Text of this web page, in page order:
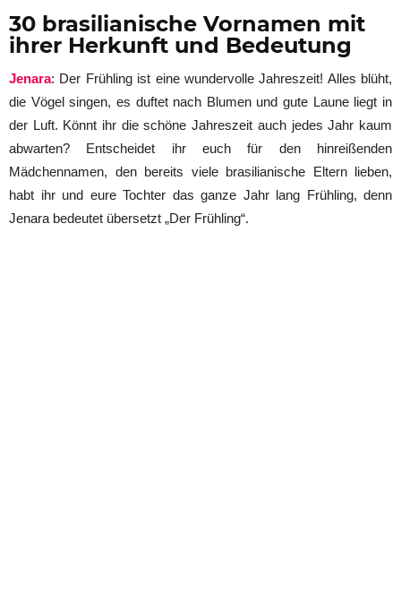
30 brasilianische Vornamen mit
ihrer Herkunft und Bedeutung
Jenara: Der Frühling ist eine wundervolle Jahreszeit! Alles blüht,
die Vögel singen, es duftet nach Blumen und gute Laune liegt in
der Luft. Könnt ihr die schöne Jahreszeit auch jedes Jahr kaum
abwarten? Entscheidet ihr euch für den hinreißenden
Mädchennamen, den bereits viele brasilianische Eltern lieben,
habt ihr und eure Tochter das ganze Jahr lang Frühling, denn
Jenara bedeutet übersetzt „Der Frühling“.